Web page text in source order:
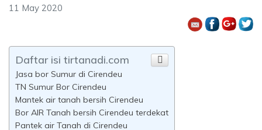
11 May 2020
Daftar isi tirtanadi.com
Jasa bor Sumur di Cirendeu
TN Sumur Bor Cirendeu
Mantek air tanah bersih Cirendeu
Bor AIR Tanah bersih Cirendeu terdekat
Pantek air Tanah di Cirendeu